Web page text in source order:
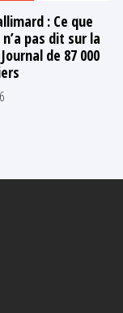
: Ce que
pas dit sur la
de 87 000